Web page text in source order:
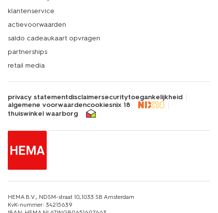
klantenservice
actievoorwaarden
saldo cadeaukaart opvragen
partnerships
retail media
privacy statementdisclaimersecuritytoegankelijkheid
algemene voorwaardencookiesnix 18
thuiswinkel waarborg
HEMA B.V., NDSM-straat 10,1033 SB Amsterdam
KvK-nummer: 34215639